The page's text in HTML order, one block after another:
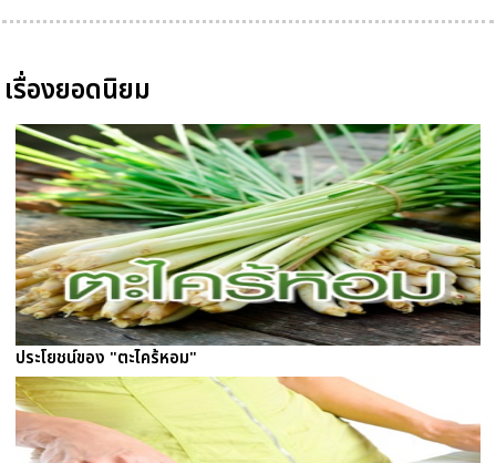
เรื่องยอดนิยม
ประโยชน์ของ "ตะไคร้หอม"